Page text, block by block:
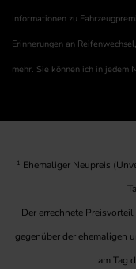
Informationen zu
Erinnerungen an
mehr. Sie können ich in jedem
1 Ehemaliger Neupreis
Der errechnete
gegenüber der ehemaligen
am Tag